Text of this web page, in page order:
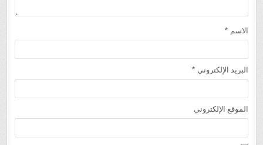
الاسم *
البريد الإلكتروني *
الموقع الإلكتروني